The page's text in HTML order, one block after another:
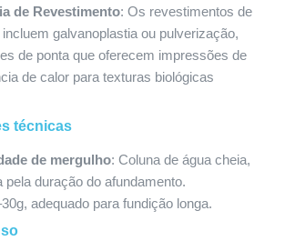
de Revestimento: Os revestimentos de
galvanoplastia ou pulverização,
de ponta que oferecem impressões de
de calor para texturas biológicas
técnicas
de mergulho: Coluna de água cheia,
pela duração do afundamento.
adequado para fundição longa.